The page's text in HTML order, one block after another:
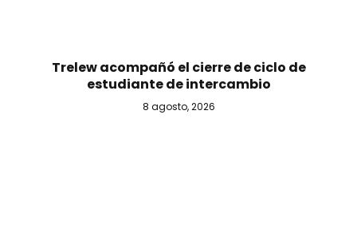
Trelew acompañó el cierre de ciclo de
estudiante de intercambio
8 agosto, 2026